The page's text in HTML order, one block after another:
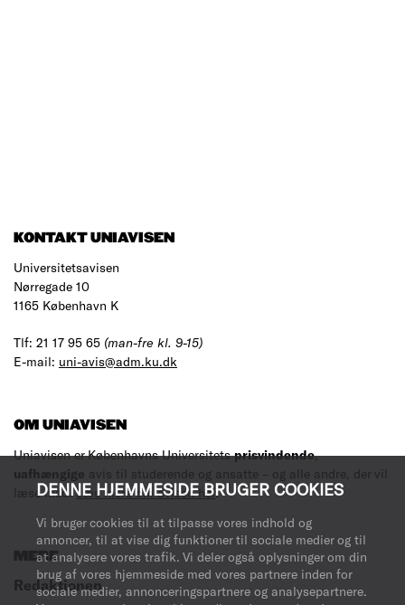
DENNE HJEMMESIDE BRUGER COOKIES
Vi bruger cookies til at tilpasse vores indhold og
annoncer, til at vise dig funktioner til sociale medier og til
at analysere vores trafik. Vi deler også oplysninger om din
brug af vores hjemmeside med vores partnere inden for
sociale medier, annonceringspartnere og analysepartnere.
KONTAKT UNIAVISEN
Universitetsavisen
Nørregade 10
1165 København K
Tlf: 21 17 95 65 (man-fre kl. 9-15)
E-mail: uni-avis@adm.ku.dk
OM UNIAVISEN
Uniavisen er Københavns Universitetsprisvindende,
uafhængige avis til studerende og ansatte – og alle andre, der vil
læse med.Læs mere om avisen her.
MERE
Redaktionen